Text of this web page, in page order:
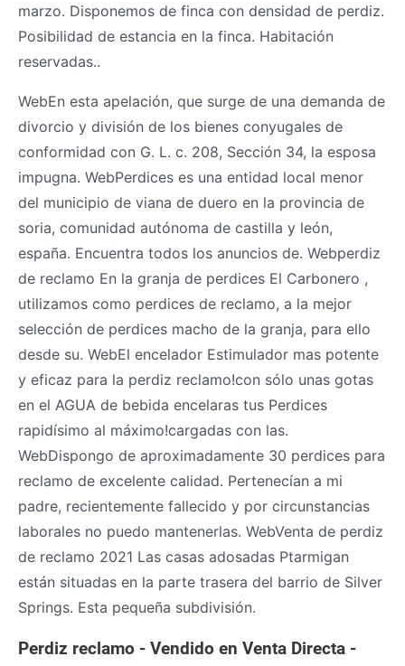
marzo. Disponemos de finca con densidad de perdiz.
Posibilidad de estancia en la finca. Habitación
reservadas..
WebEn esta apelación, que surge de una demanda de
divorcio y división de los bienes conyugales de
conformidad con G. L. c. 208, Sección 34, la esposa
impugna. WebPerdices es una entidad local menor
del municipio de viana de duero en la provincia de
soria, comunidad autónoma de castilla y león,
españa. Encuentra todos los anuncios de. Webperdiz
de reclamo En la granja de perdices El Carbonero ,
utilizamos como perdices de reclamo, a la mejor
selección de perdices macho de la granja, para ello
desde su. WebEl encelador Estimulador mas potente
y eficaz para la perdiz reclamo!con sólo unas gotas
en el AGUA de bebida encelaras tus Perdices
rapidísimo al máximo!cargadas con las.
WebDispongo de aproximadamente 30 perdices para
reclamo de excelente calidad. Pertenecían a mi
padre, recientemente fallecido y por circunstancias
laborales no puedo mantenerlas. WebVenta de perdiz
de reclamo 2021 Las casas adosadas Ptarmigan
están situadas en la parte trasera del barrio de Silver
Springs. Esta pequeña subdivisión.
Perdiz reclamo - Vendido en Venta Directa -